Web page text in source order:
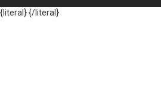
{literal}{/literal}